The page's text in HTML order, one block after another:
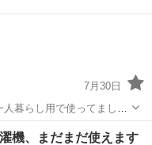
7月30日
電
機、まだまだ使えます